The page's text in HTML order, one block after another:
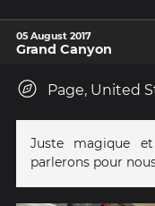
05 August 2017
Grand Canyon
Page, United
Juste magique
parlerons pour